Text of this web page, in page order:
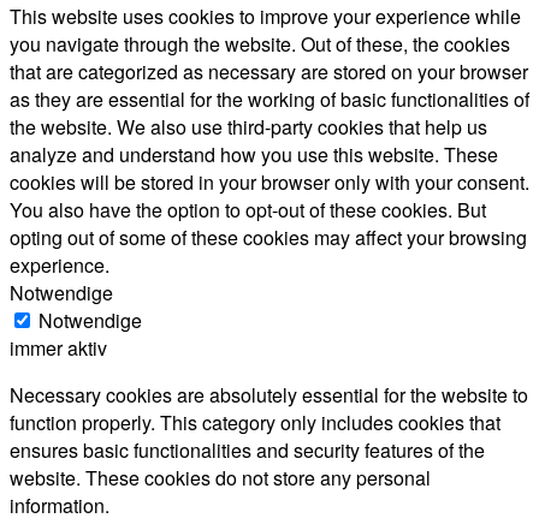
This website uses cookies to improve your experience while
you navigate through the website. Out of these, the cookies
that are categorized as necessary are stored on your browser
as they are essential for the working of basic functionalities of
the website. We also use third-party cookies that help us
analyze and understand how you use this website. These
cookies will be stored in your browser only with your consent.
You also have the option to opt-out of these cookies. But
opting out of some of these cookies may affect your browsing
experience.
Notwendige
Notwendige
immer aktiv
Necessary cookies are absolutely essential for the website to
function properly. This category only includes cookies that
ensures basic functionalities and security features of the
website. These cookies do not store any personal
information.